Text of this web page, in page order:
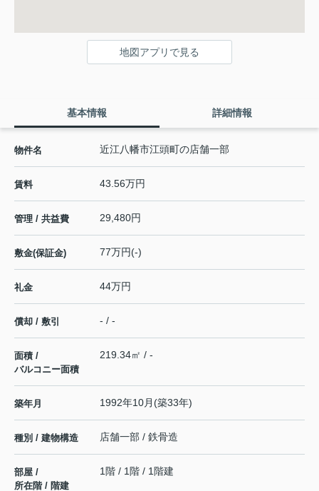
地図アプリで見る
基本情報 詳細情報
物件名 近江八幡市江頭町の店舗一部
賃料 43.56万円
管理 / 共益費 29,480円
敷金(保証金) 77万円(-)
礼金 44万円
償却 / 敷引 - / -
面積 /
バルコニー面積
219.34㎡ / -
築年月 1992年10月(築33年)
種別 / 建物構造 店舗一部 / 鉄骨造
部屋 /
所在階 / 階建
1階 / 1階 / 1階建